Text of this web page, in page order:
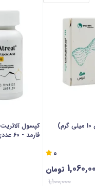
قرص وینچی مایند (وینپوستین 10 میلی گرم)
0
تومان
1,100,000
فارمد - 60 عددی